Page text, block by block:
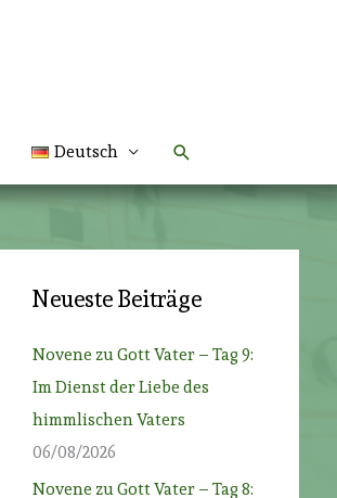
Deutsch Suchen
Neueste Beiträge
Novene zu Gott Vater – Tag 9:
Im Dienst der Liebe des
himmlischen Vaters
06/08/2026
Novene zu Gott Vater – Tag 8: